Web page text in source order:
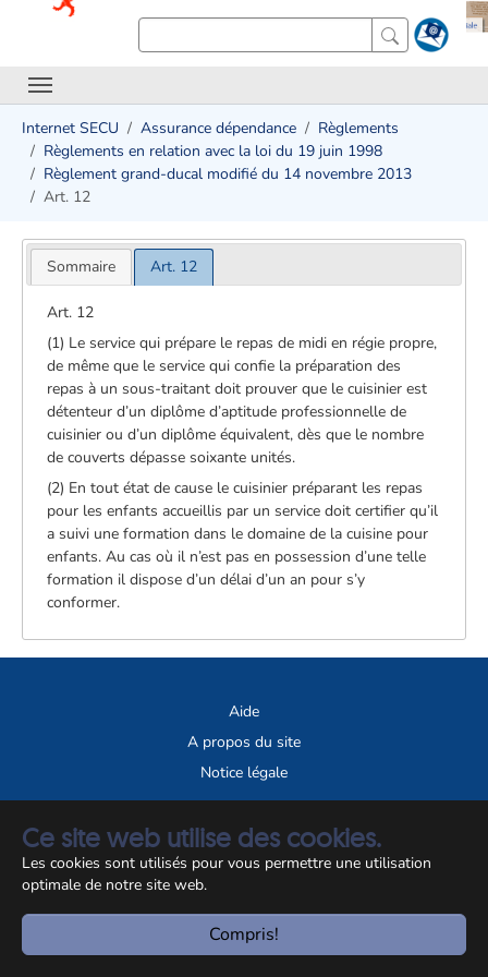
Ce site web utilise des cookies.
Les cookies sont utilisés pour vous permettre une utilisation
optimale de notre site web.
Compris!
Internet SECU Assurance dépendance
Règlements
Règlements en relation avec la loi du 19 juin 1998
Règlement grand-ducal modifié du 14 novembre 2013
Art. 12
Sommaire Art. 12
Art. 12
(1) Le service qui prépare le repas de midi en régie propre,
de même que le service qui confie la préparation des
repas à un sous-traitant doit prouver que le cuisinier est
détenteur d’un diplôme d’aptitude professionnelle de
cuisinier ou d’un diplôme équivalent, dès que le nombre
de couverts dépasse soixante unités.
(2) En tout état de cause le cuisinier préparant les repas
pour les enfants accueillis par un service doit certifier qu’il
a suivi une formation dans le domaine de la cuisine pour
enfants. Au cas où il n’est pas en possession d’une telle
formation il dispose d’un délai d’un an pour s’y
conformer.
Aide
A propos du site
Notice légale